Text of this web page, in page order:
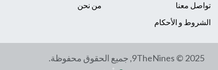
تواصل معنا
الشروط و الأحكام
من نحن
9TheNines © 2025, جميع الحقوق محفوظة.